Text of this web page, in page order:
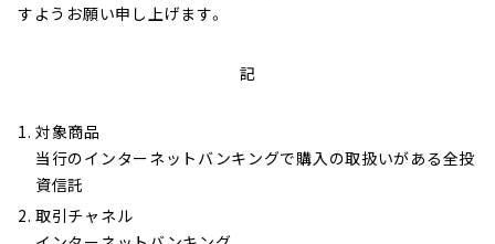
すようお願い申し上げます。
記
対象商品
当行のインターネットバンキングで購入の取扱いがある全投
資信託
取引チャネル